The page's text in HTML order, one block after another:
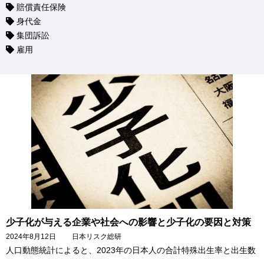
賠償責任保険
身代金
集団訴訟
雇用
少子化が与える企業や社会への影響と少子化の要因と対策
2024年8月12日 日本リスク総研
人口動態統計によると、2023年の日本人の合計特殊出生率と出生数